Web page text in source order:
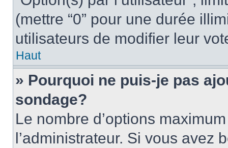
(mettre “0” pour une durée
utilisateurs de modifier leur
Haut
» Pourquoi ne puis-je pas
sondage?
Le nombre d’options
l’administrateur. Si vous avez